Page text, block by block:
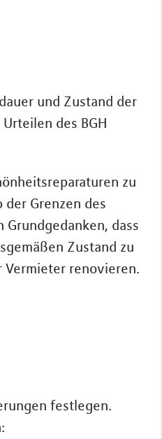
und Zustand der
des BGH
zu
Grenzen des
dass
Zustand zu
Vermieter renovieren.
festlegen.